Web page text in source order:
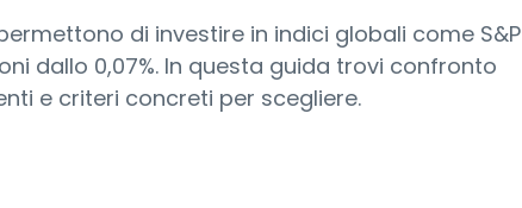
di investire in indici globali come S&P
dallo 0,07%. In questa guida trovi confronto
e criteri concreti per scegliere.